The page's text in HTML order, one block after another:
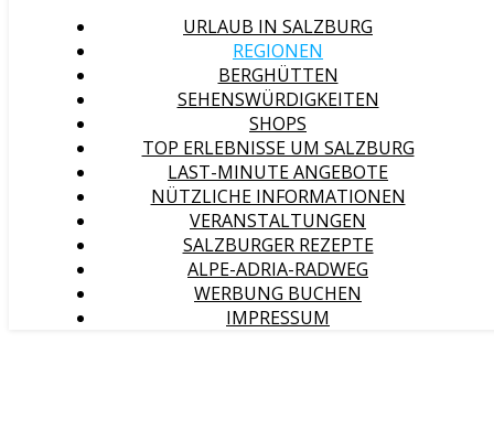
URLAUB IN SALZBURG
REGIONEN
BERGHÜTTEN
SEHENSWÜRDIGKEITEN
SHOPS
TOP ERLEBNISSE UM SALZBURG
LAST-MINUTE ANGEBOTE
NÜTZLICHE INFORMATIONEN
VERANSTALTUNGEN
SALZBURGER REZEPTE
ALPE-ADRIA-RADWEG
WERBUNG BUCHEN
IMPRESSUM